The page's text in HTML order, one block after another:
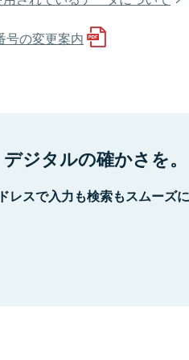
号の変更案内
ジタルの確かさを。
レスで入力も検索もスムーズ